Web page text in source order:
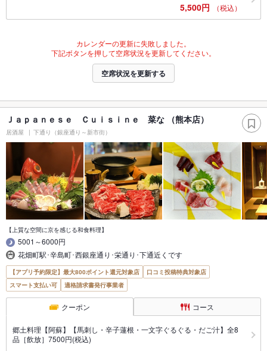
5,500円 （税込）
カレンダーの更新に失敗しました。
下記ボタンを押して空席状況を更新してください。
空席状況を更新する
Ｊａｐａｎｅｓｅ Ｃｕｉｓｉｎｅ 菜な （熊本店）
居酒屋 下通り（銀座通り～新市街）
【上質な空間に京を感じる和食料理】
5001～6000円
花畑町駅･辛島町･西銀座通り･栄通り･下通近くです
【アプリ予約限定】最大800ポイント還元対象店
口コミ投稿特典対象店
スマート支払い可
適格請求書発行事業者
クーポン コース
郷土料理【阿蘇】【馬刺し・辛子蓮根・一文字ぐるぐる・だご汁】全8
品［飲放］7500円(税込)